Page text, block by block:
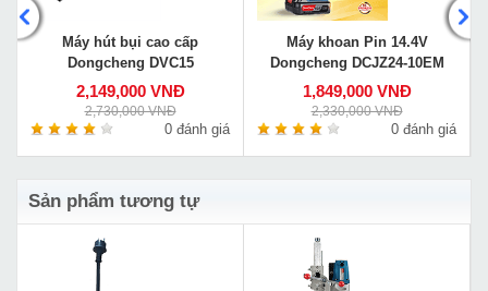
Máy hút bụi cao cấp
Dongcheng DVC15
2,149,000 VNĐ
2,730,000 VNĐ
0 đánh giá
Máy khoan Pin 14.4V
Dongcheng DCJZ24-10EM
1,849,000 VNĐ
2,330,000 VNĐ
0 đánh giá
Sản phẩm tương tự